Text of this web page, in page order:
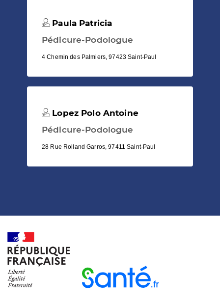
Paula Patricia
Pédicure-Podologue
4 Chemin des Palmiers, 97423 Saint-Paul
Lopez Polo Antoine
Pédicure-Podologue
28 Rue Rolland Garros, 97411 Saint-Paul